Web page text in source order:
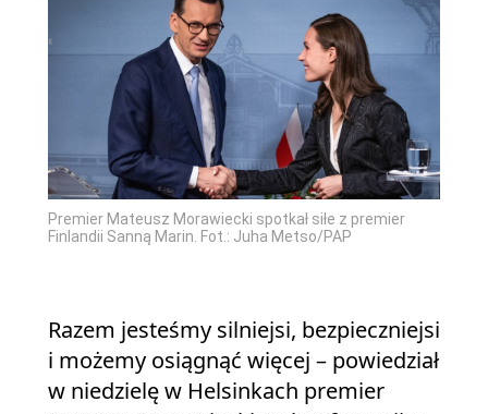
Premier Mateusz Morawiecki spotkał siłe z premier
Finlandii Sanną Marin. Fot.: Juha Metso/PAP
Razem jesteśmy silniejsi, bezpieczniejsi
i możemy osiągnąć więcej – powiedział
w niedzielę w Helsinkach premier